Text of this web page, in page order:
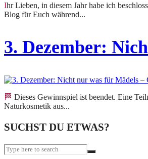
Ihr Lieben, in diesem Jahr habe ich beschlossen keinen Blog-Adventskalender mit täglichen Gewinnen zu machen. Stattdessen gibt es trotzdem täglich so einiges zu entdecken auf dem
Blog für Euch während...
3. Dezember:
🏁 Dieses Gewinnspiel ist beendet. Eine Teilnahme ist nicht mehr möglich. Heute duftet alles ganz toll nach Kokos auf meinem Gabentisch. Es gibt es ein Produktpaket von CMD
Naturkosmetik aus...
SUCHST DU ETWAS?